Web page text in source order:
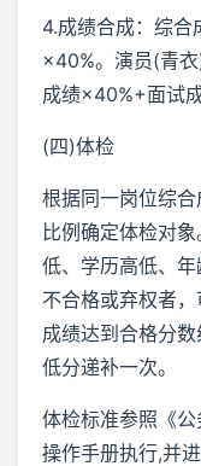
4.成绩合成：综
×40%。演员(青
成绩×40%+面试
(四)体检
根据同一岗位综
比例确定体检对
低、学历高低、
不合格或弃权者
成绩达到合格分
低分递补一次。
体检标准参照《
操作手册执行,并